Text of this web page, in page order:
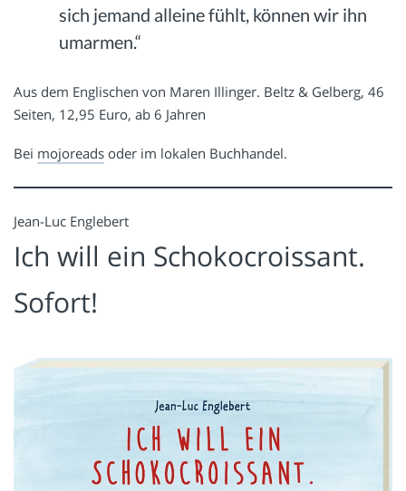
sich jemand alleine fühlt, können wir ihn
umarmen.“
Aus dem Englischen von Maren Illinger. Beltz & Gelberg, 46
Seiten, 12,95 Euro, ab 6 Jahren
Bei mojoreads oder im lokalen Buchhandel.
Jean-Luc Englebert
Ich will ein Schokocroissant.
Sofort!